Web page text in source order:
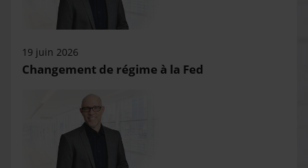
19 juin 2026
Changement de régime à la Fed